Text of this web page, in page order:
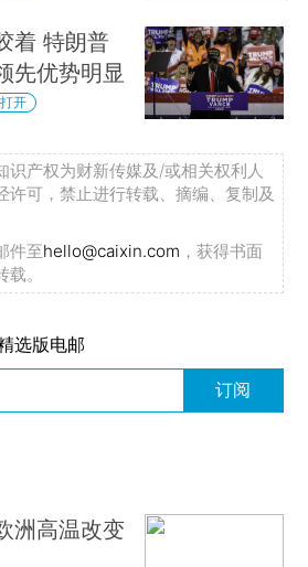
着 特朗普
先优势明显
开
识产权为财新传媒及/或相关权利人
许可，禁止进行转载、摘编、复制及
件至hello@caixin.com ，获得书面
。
选版电邮
订阅
洲高温改变